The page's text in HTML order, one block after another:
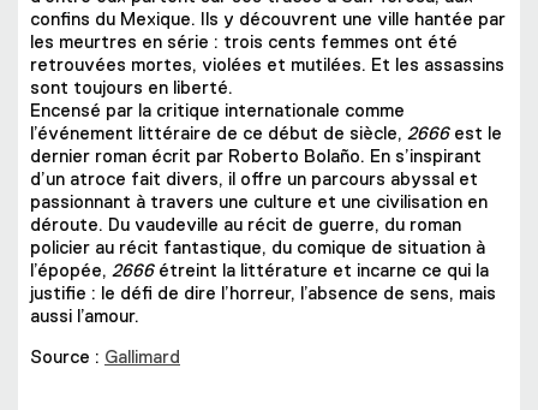
confins du Mexique. Ils y découvrent une ville hantée par
les meurtres en série : trois cents femmes ont été
retrouvées mortes, violées et mutilées. Et les assassins
sont toujours en liberté.
Encensé par la critique internationale comme
l’événement littéraire de ce début de siècle, 2666est le
dernier roman écrit par Roberto Bolaño. En s’inspirant
d’un atroce fait divers, il offre un parcours abyssal et
passionnant à travers une culture et une civilisation en
déroute. Du vaudeville au récit de guerre, du roman
policier au récit fantastique, du comique de situation à
l’épopée, 2666étreint la littérature et incarne ce qui la
justifie : le défi de dire l’horreur, l’absence de sens, mais
aussi l’amour.
Source : Gallimard